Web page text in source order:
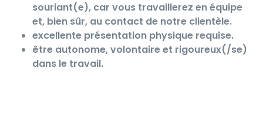
souriant(e), car vous travaillerez en équipe
et, bien sûr, au contact de notre clientèle.
excellente présentation physique requise.
être autonome, volontaire et rigoureux(/se)
dans le travail.